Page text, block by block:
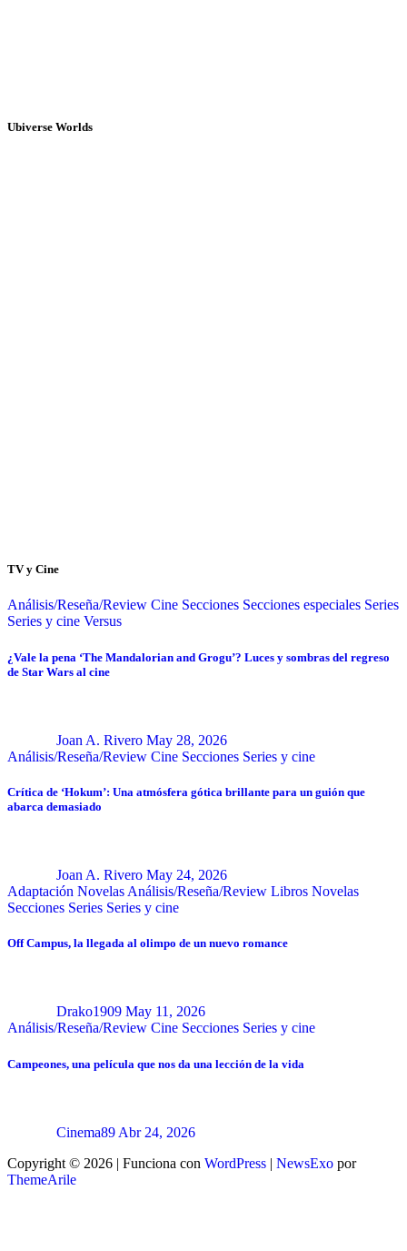
Ubiverse Worlds
TV y Cine
Análisis/Reseña/Review Cine Secciones Secciones especiales Series
Series y cine Versus
¿Vale la pena ‘The Mandalorian and Grogu’? Luces y sombras del regreso
de Star Wars al cine
Joan A. Rivero May 28, 2026
Análisis/Reseña/Review Cine Secciones Series y cine
Crítica de ‘Hokum’: Una atmósfera gótica brillante para un guión que
abarca demasiado
Joan A. Rivero May 24, 2026
Adaptación Novelas Análisis/Reseña/Review Libros Novelas
Secciones Series Series y cine
Off Campus, la llegada al olimpo de un nuevo romance
Drako1909 May 11, 2026
Análisis/Reseña/Review Cine Secciones Series y cine
Campeones, una película que nos da una lección de la vida
Cinema89 Abr 24, 2026
Copyright © 2026 | Funciona con WordPress | NewsExo por
ThemeArile